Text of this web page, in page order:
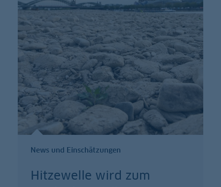
News und Einschätzungen
Hitzewelle wird zum